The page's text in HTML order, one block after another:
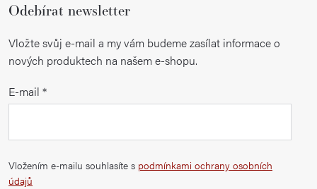
Odebírat newsletter
Vložte svůj e-mail a my vám budeme zasílat informace o
nových produktech na našem e-shopu.
E-mail
Vložením e-mailu souhlasíte s podmínkami ochrany osobních
údajů